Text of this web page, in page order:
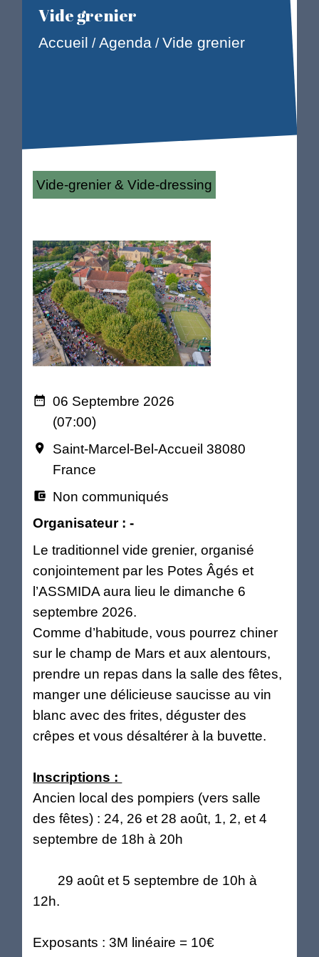
Vide grenier
Accueil /Agenda/Vide grenier
Vide-grenier & Vide-dressing
date_range 06 Septembre 2026
(07:00)
room
Saint-Marcel-Bel-Accueil 38080
France
account_balance_wallet Non communiqués
Organisateur : -
Le traditionnel vide grenier, organisé
conjointement par les Potes Âgés et
l’ASSMIDA aura lieu le dimanche 6
septembre 2026.
Comme d’habitude, vous pourrez chiner
sur le champ de Mars et aux alentours,
prendre un repas dans la salle des fêtes,
manger une délicieuse saucisse au vin
blanc avec des frites, déguster des
crêpes et vous désaltérer à la buvette.
Inscriptions :
Ancien local des pompiers (vers salle
des fêtes) : 24, 26 et 28 août, 1, 2, et 4
septembre de 18h à 20h
29 août et 5 septembre de 10h à
12h.
Exposants : 3M linéaire = 10€